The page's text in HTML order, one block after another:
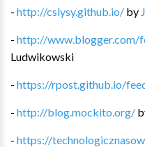
- http://cslysy.github.io/ by
- http://www.blogger.com/
Ludwikowski
- https://rpost.github.io/
- http://blog.mockito.org/
- https://